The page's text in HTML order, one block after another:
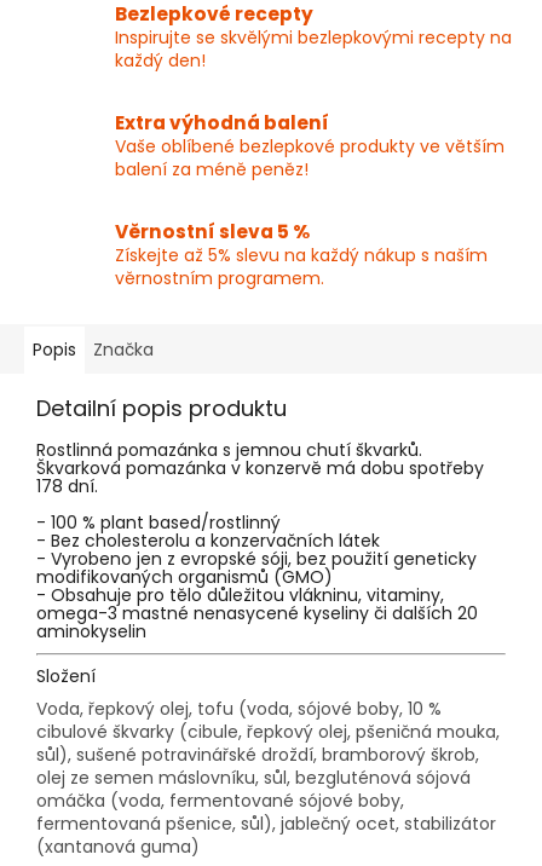
Bezlepkové recepty
Inspirujte se skvělými bezlepkovými recepty na
každý den!
Extra výhodná balení
Vaše oblíbené bezlepkové produkty ve větším
balení za méně peněz!
Věrnostní sleva 5 %
Získejte až 5% slevu na každý nákup s naším
věrnostním programem.
Popis Značka
Detailní popis produktu
Rostlinná pomazánka s jemnou chutí škvarků.
Škvarková pomazánka v konzervě má dobu spotřeby
178 dní.
- 100 % plant based/rostlinný
- Bez cholesterolu a konzervačních látek
- Vyrobeno jen z evropské sóji, bez použití geneticky
modifikovaných organismů (GMO)
- Obsahuje pro tělo důležitou vlákninu, vitaminy,
omega-3 mastné nenasycené kyseliny či dalších 20
aminokyselin
Složení
Voda, řepkový olej, tofu (voda, sójové boby, 10 %
cibulové škvarky (cibule, řepkový olej, pšeničná mouka,
sůl), sušené potravinářské droždí, bramborový škrob,
olej ze semen máslovníku, sůl, bezgluténová sójová
omáčka (voda, fermentované sójové boby,
fermentovaná pšenice, sůl), jablečný ocet, stabilizátor
(xantanová guma)